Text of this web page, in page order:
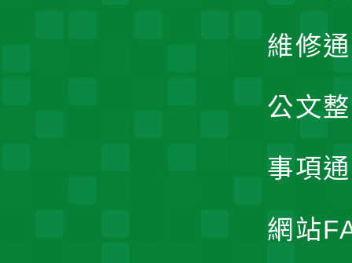
維修
公文
事項
網站